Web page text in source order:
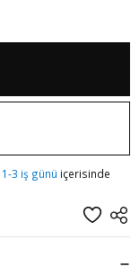
1-3 iş günü içerisinde